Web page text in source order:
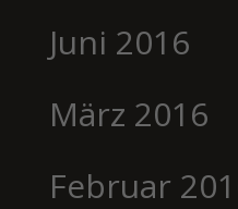
Juni 2016
März 2016
Februar